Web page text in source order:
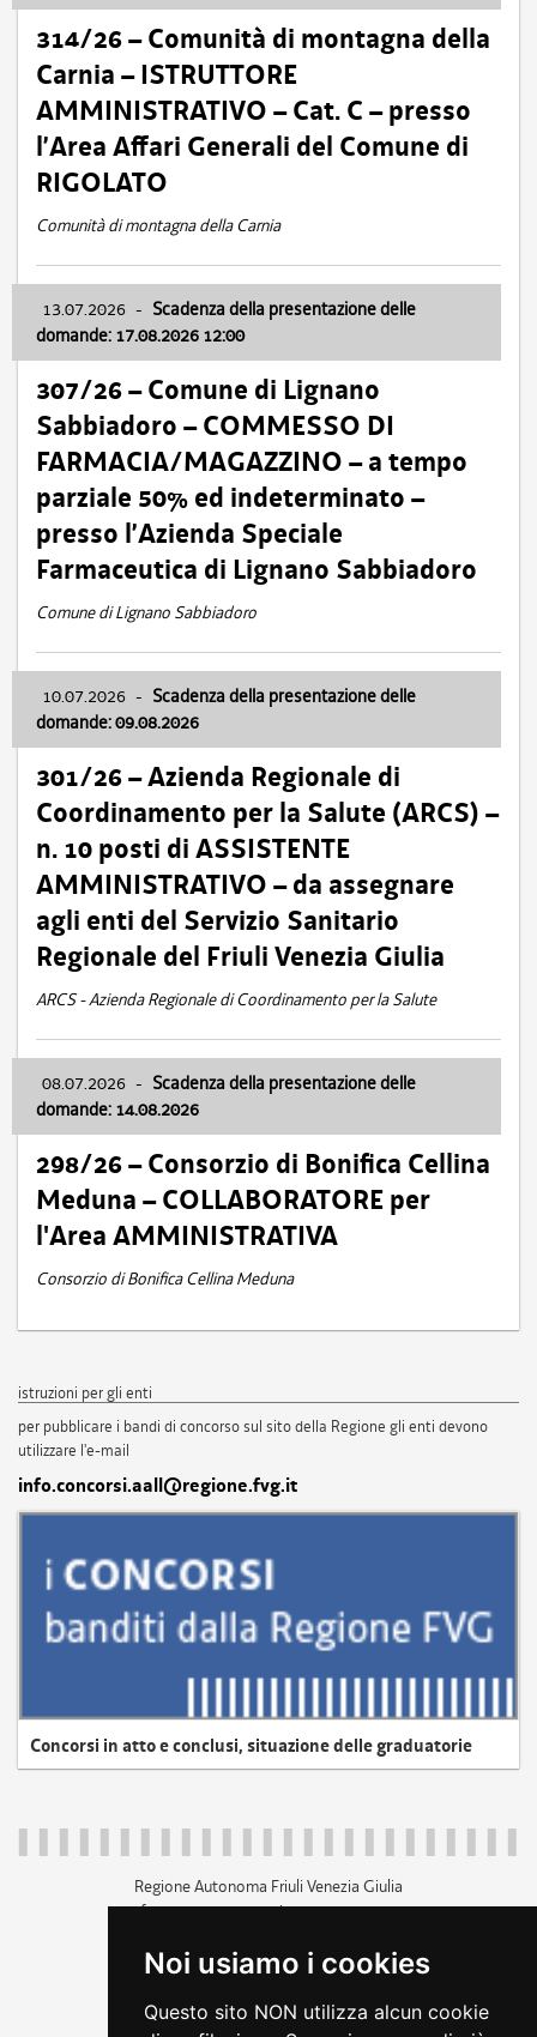
Noi usiamo i cookies
Questo sito NON utilizza alcun cookie
314/26 – Comunità di montagna della
Carnia – ISTRUTTORE
AMMINISTRATIVO – Cat. C – presso
l’Area Affari Generali del Comune di
RIGOLATO
Comunità di montagna della Carnia
13.07.2026 - Scadenza della presentazione delle
domande: 17.08.2026 12:00
307/26 – Comune di Lignano
Sabbiadoro – COMMESSO DI
FARMACIA/MAGAZZINO – a tempo
parziale 50% ed indeterminato –
presso l’Azienda Speciale
Farmaceutica di Lignano Sabbiadoro
Comune di Lignano Sabbiadoro
10.07.2026 - Scadenza della presentazione delle
domande: 09.08.2026
301/26 – Azienda Regionale di
Coordinamento per la Salute (ARCS) –
n. 10 posti di ASSISTENTE
AMMINISTRATIVO – da assegnare
agli enti del Servizio Sanitario
Regionale del Friuli Venezia Giulia
ARCS - Azienda Regionale di Coordinamento per la Salute
08.07.2026 - Scadenza della presentazione delle
domande: 14.08.2026
298/26 – Consorzio di Bonifica Cellina
Meduna – COLLABORATORE per
l'Area AMMINISTRATIVA
Consorzio di Bonifica Cellina Meduna
istruzioni per gli enti
per pubblicare i bandi di concorso sul sito della Regione gli enti devono
utilizzare l'e-mail
info.concorsi.aall@regione.fvg.it
Concorsi in atto e conclusi, situazione delle graduatorie
Regione Autonoma Friuli Venezia Giulia
c.f. 80014930327; p.iva 00526040324
+39 040 3771111